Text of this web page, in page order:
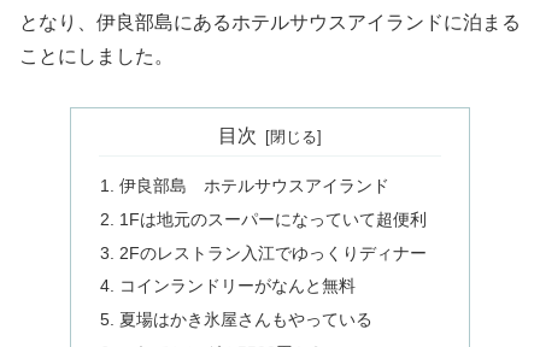
となり、伊良部島にあるホテルサウスアイランドに泊まる
ことにしました。
目次
伊良部島 ホテルサウスアイランド
1Fは地元のスーパーになっていて超便利
2Fのレストラン入江でゆっくりディナー
コインランドリーがなんと無料
夏場はかき氷屋さんもやっている